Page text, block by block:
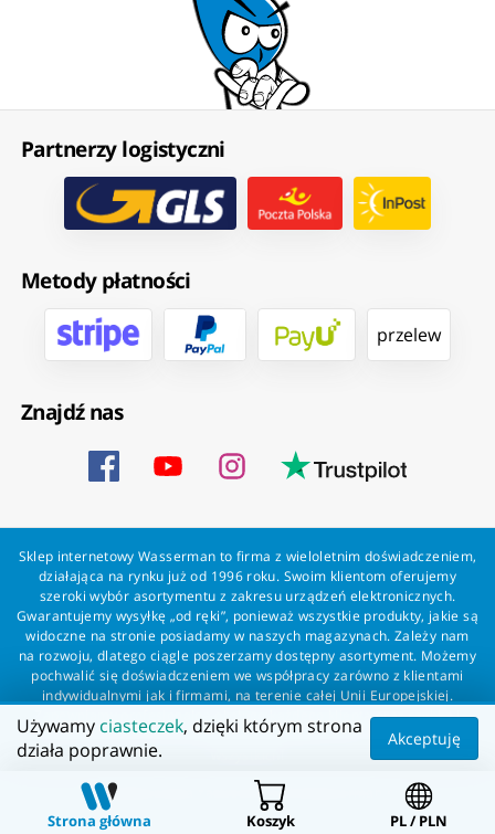
Partnerzy logistyczni
Metody płatności
przelew
Znajdź nas
Sklep internetowy Wasserman to firma z wieloletnim doświadczeniem,
działająca na rynku już od 1996 roku. Swoim klientom oferujemy
szeroki wybór asortymentu z zakresu urządzeń elektronicznych.
Gwarantujemy wysyłkę „od ręki”, ponieważ wszystkie produkty, jakie są
widoczne na stronie posiadamy w naszych magazynach. Zależy nam
na rozwoju, dlatego ciągle poszerzamy dostępny asortyment. Możemy
pochwalić się doświadczeniem we współpracy zarówno z klientami
indywidualnymi jak i firmami, na terenie całej Unii Europejskiej.
Zapewniamy profesjonalną obsługę każdego klienta oraz szybką i
bezproblemową realizację zamówień. Wasserman - wszystko dla
Wszelkie prawa zastrzeżone dla Wasserman.eu
Strona główna Koszyk PL / PLN
Używamy ciasteczek, dzięki którym strona
działa poprawnie.
Akceptuję